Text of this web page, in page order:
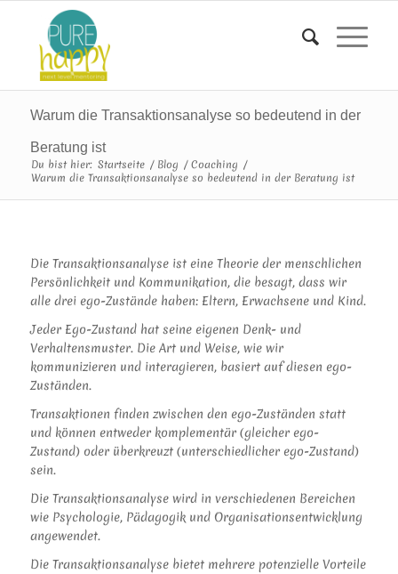
Warum die Transaktionsanalyse so bedeutend in der
Beratung ist
Du bist hier: Startseite / Blog / Coaching /
Warum die Transaktionsanalyse so bedeutend in der Beratung ist
Die Transaktionsanalyse ist eine Theorie der menschlichen
Persönlichkeit und Kommunikation, die besagt, dass wir
alle drei ego-Zustände haben: Eltern, Erwachsene und Kind.
Jeder Ego-Zustand hat seine eigenen Denk- und
Verhaltensmuster. Die Art und Weise, wie wir
kommunizieren und interagieren, basiert auf diesen ego-
Zuständen.
Transaktionen finden zwischen den ego-Zuständen statt
und können entweder komplementär (gleicher ego-
Zustand) oder überkreuzt (unterschiedlicher ego-Zustand)
sein.
Die Transaktionsanalyse wird in verschiedenen Bereichen
wie Psychologie, Pädagogik und Organisationsentwicklung
angewendet.
Die Transaktionsanalyse bietet mehrere potenzielle Vorteile